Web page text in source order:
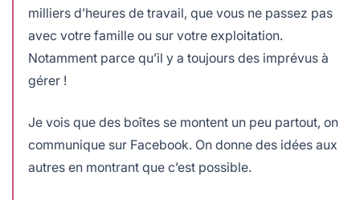
milliers d’heures de travail, que vous ne passez pas
avec votre famille ou sur votre exploitation.
Notamment parce qu’il y a toujours des imprévus à
gérer !
Je vois que des boîtes se montent un peu partout, on
communique sur Facebook. On donne des idées aux
autres en montrant que c’est possible.